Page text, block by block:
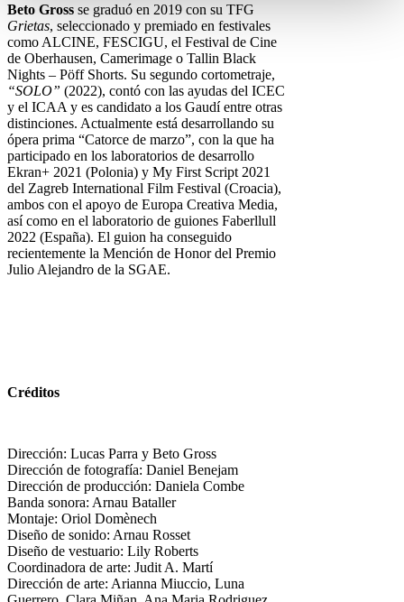
Beto Gross se graduó en 2019 con su TFG
Grietas, seleccionado y premiado en festivales
como ALCINE, FESCIGU, el Festival de Cine
de Oberhausen, Camerimage o Tallin Black
Nights – Pöff Shorts. Su segundo cortometraje,
“SOLO” (2022), contó con las ayudas del ICEC
y el ICAA y es candidato a los Gaudí entre otras
distinciones. Actualmente está desarrollando su
ópera prima “Catorce de marzo”, con la que ha
participado en los laboratorios de desarrollo
Ekran+ 2021 (Polonia) y My First Script 2021
del Zagreb International Film Festival (Croacia),
ambos con el apoyo de Europa Creativa Media,
así como en el laboratorio de guiones Faberllull
2022 (España). El guion ha conseguido
recientemente la Mención de Honor del Premio
Julio Alejandro de la SGAE.
Créditos
Dirección: Lucas Parra y Beto Gross
Dirección de fotografía: Daniel Benejam
Dirección de producción: Daniela Combe
Banda sonora: Arnau Bataller
Montaje: Oriol Domènech
Diseño de sonido: Arnau Rosset
Diseño de vestuario: Lily Roberts
Coordinadora de arte: Judit A. Martí
Dirección de arte: Arianna Miuccio, Luna